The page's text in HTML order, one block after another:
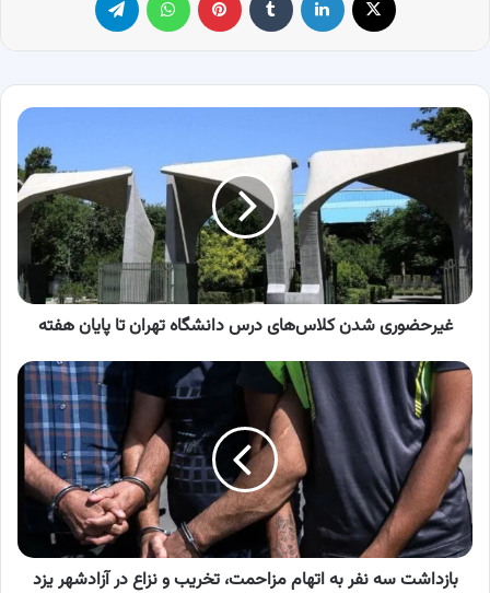
غیرحضوری
شدن
کلاس‌های
درس
دانشگاه
تهران
تا
پایان
هفته
غیرحضوری شدن کلاس‌های درس دانشگاه تهران تا پایان هفته
بازداشت
سه
نفر
به
اتهام
مزاحمت،
تخریب
و
نزاع
بازداشت سه نفر به اتهام مزاحمت، تخریب و نزاع در آزادشهر یزد